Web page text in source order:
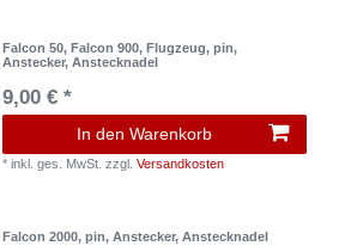
Falcon 50, Falcon 900, Flugzeug, pin,
Anstecker, Anstecknadel
9,00 € *
In den Warenkorb
*inkl. ges. MwSt. zzgl.Versandkosten
Falcon 2000, pin, Anstecker, Anstecknadel